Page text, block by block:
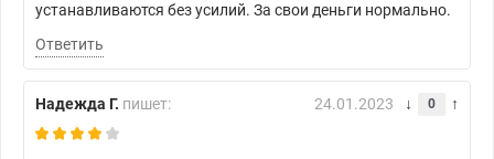
устанавливаются без усилий. За свои деньги нормально.
Ответить
Надежда Г. пишет: 24.01.2023 0